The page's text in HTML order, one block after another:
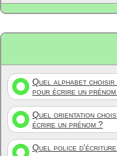
Quel alphabet
pour écrire un
Quel orientation
écrire un prénom ?
Quel police